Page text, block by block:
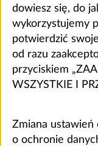
dowiesz się, do
wykorzystujemy
potwierdzić
od razu
przyciskiem
WSZYSTKIE I
Zmiana
o ochronie